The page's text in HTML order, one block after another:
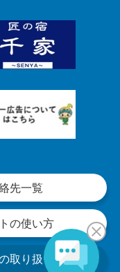
先一覧
の使い方
取り扱い